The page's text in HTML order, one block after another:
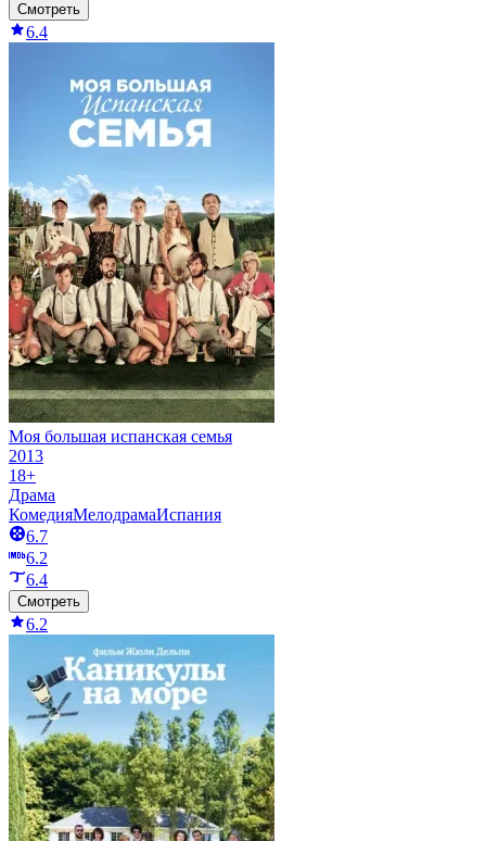
Смотреть
6.4
Моя большая испанская семья
2013
18+
Драма
КомедияМелодрамаИспания
6.7
6.2
6.4
Смотреть
6.2